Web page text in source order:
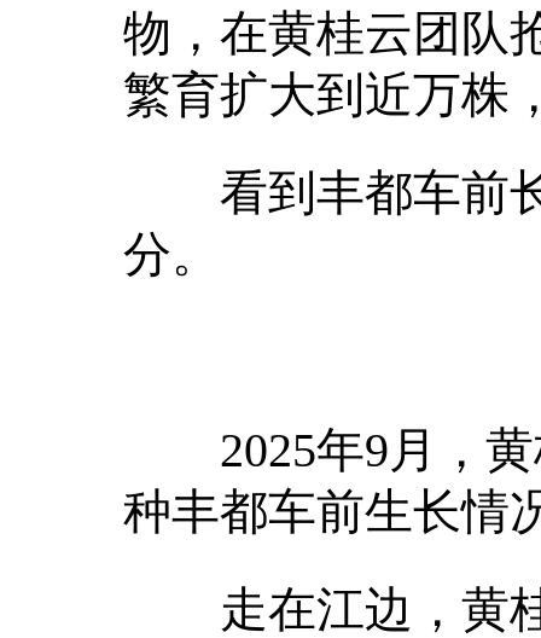
物，在黄桂云团队
繁育扩大到近万株
看到丰都车前长
分。
2025年9月，黄
种丰都车前生长情
走在江边，黄桂